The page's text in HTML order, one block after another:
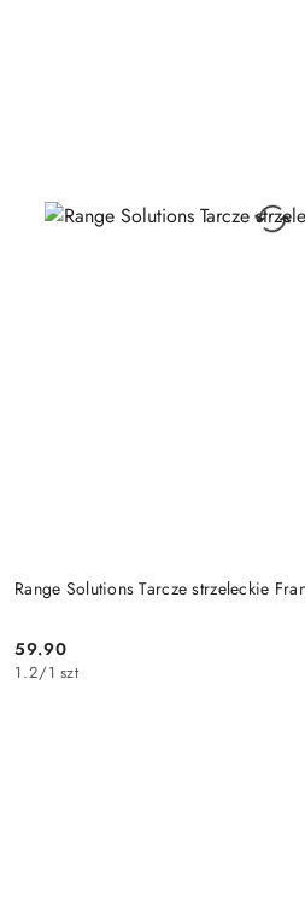
Range Solutions Tarcze strzeleckie
Cena:
59.90
1.2/1 szt